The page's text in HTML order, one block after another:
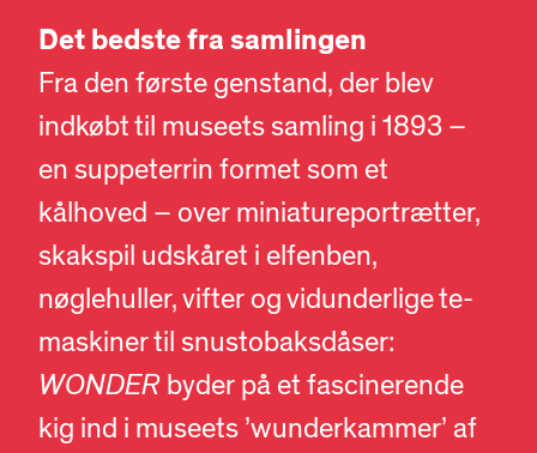
Det bedste fra samlingen
Fra den første genstand, der blev
indkøbt til museets samling i 1893 –
en suppeterrin formet som et
kålhoved – over miniatureportrætter,
skakspil udskåret i elfenben,
nøglehuller, vifter og vidunderlige te-
maskiner til snustobaksdåser:
WONDER byder på et fascinerende
kig ind i museets ’wunderkammer’ af